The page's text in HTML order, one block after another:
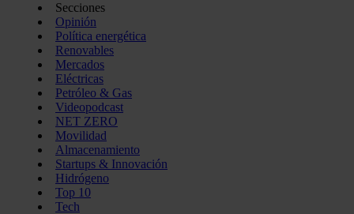
Secciones
Opinión
Política energética
Renovables
Mercados
Eléctricas
Petróleo & Gas
Videopodcast
NET ZERO
Movilidad
Almacenamiento
Startups & Innovación
Hidrógeno
Top 10
Tech